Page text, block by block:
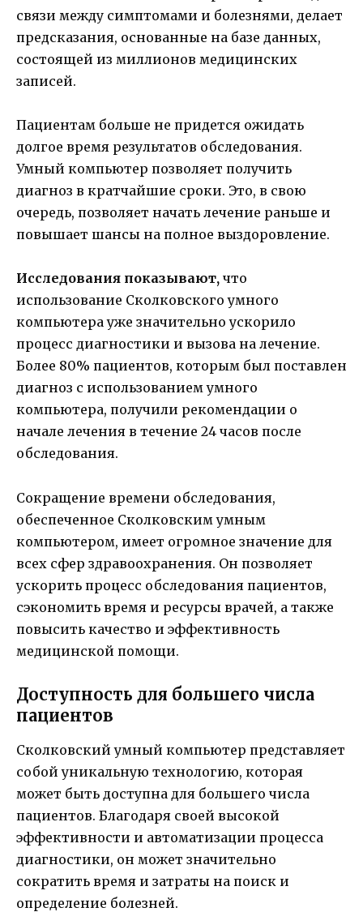
связи между симптомами и болезнями, делает
предсказания, основанные на базе данных,
состоящей из миллионов медицинских
записей.
Пациентам больше не придется ожидать
долгое время результатов обследования.
Умный компьютер позволяет получить
диагноз в кратчайшие сроки. Это, в свою
очередь, позволяет начать лечение раньше и
повышает шансы на полное выздоровление.
Исследования показывают, что
использование Сколковского умного
компьютера уже значительно ускорило
процесс диагностики и вызова на лечение.
Более 80% пациентов, которым был поставлен
диагноз с использованием умного
компьютера, получили рекомендации о
начале лечения в течение 24 часов после
обследования.
Сокращение времени обследования,
обеспеченное Сколковским умным
компьютером, имеет огромное значение для
всех сфер здравоохранения. Он позволяет
ускорить процесс обследования пациентов,
сэкономить время и ресурсы врачей, а также
повысить качество и эффективность
медицинской помощи.
Доступность для большего числа
пациентов
Сколковский умный компьютер представляет
собой уникальную технологию, которая
может быть доступна для большего числа
пациентов. Благодаря своей высокой
эффективности и автоматизации процесса
диагностики, он может значительно
сократить время и затраты на поиск и
определение болезней.